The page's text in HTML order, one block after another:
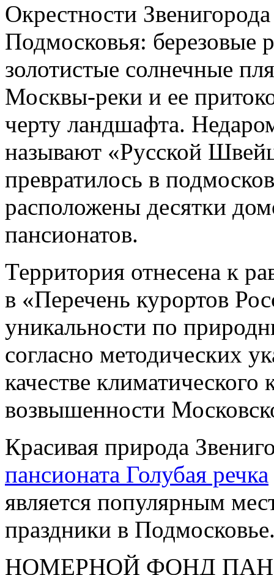
Окрестности
Подмосковья:
золотистые солнечные
Москвы-реки и ее
черту ландшафта.
называют «Русской
превратилось в
расположены десятки
пансионатов.
Территория отнесена к
в «Перечень курортов
уникальности по
согласно методических
качестве
возвышенности
Красивая природа
пансионата Голубая речка
является популярным
праздники в
НОМЕРНОЙ ФОНД